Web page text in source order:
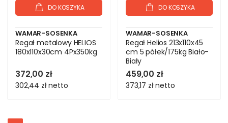
DO KOSZYKA
WAMAR-SOSENKA
Regał metalowy HELIOS
180x110x30cm 4Px350kg
372,00 zł
302,44 złnetto
DO KOSZYKA
WAMAR-SOSENKA
Regał Helios 213x110x45
cm 5 półek/175kg Biało-
Biały
459,00 zł
373,17 złnetto